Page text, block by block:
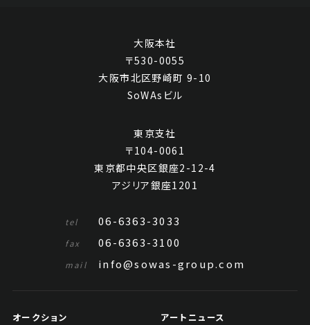
大阪本社
〒530-0055
大阪市北区野崎町 9-10
SoWAsビル
東京支社
〒104-0061
東京都中央区銀座2-12-4
アジリア銀座1201
tel 06-6363-3033
fax 06-6363-3100
mail info@sowas-group.com
オークション
アートニュース